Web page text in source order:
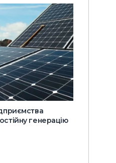
генерацію